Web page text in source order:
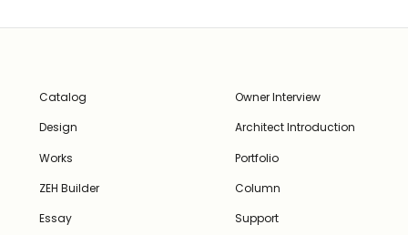
Catalog
Owner Interview
Design
Architect Introduction
Works
Portfolio
ZEH Builder
Column
Essay
Support